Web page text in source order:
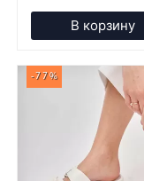
В корзину
-77%